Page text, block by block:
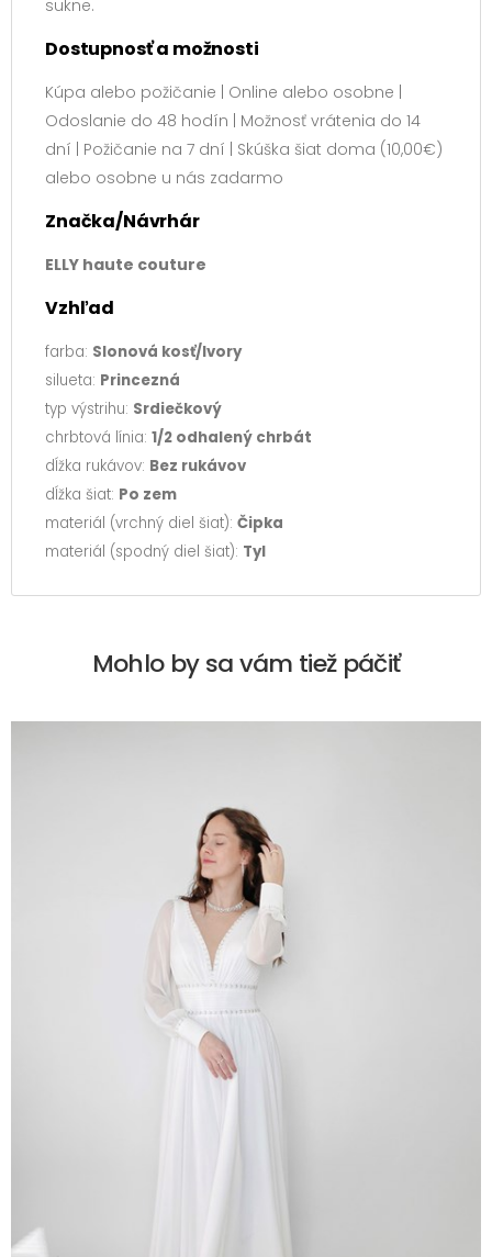
sukne.
Dostupnosť a možnosti
Kúpa alebo požičanie | Online alebo osobne |
Odoslanie do 48 hodín | Možnosť vrátenia do 14
dní | Požičanie na 7 dní | Skúška šiat doma (10,00€)
alebo osobne u nás zadarmo
Značka/Návrhár
ELLY haute couture
Vzhľad
farba: Slonová kosť/Ivory
silueta: Princezná
typ výstrihu: Srdiečkový
chrbtová línia: 1/2 odhalený chrbát
dĺžka rukávov: Bez rukávov
dĺžka šiat: Po zem
materiál (vrchný diel šiat): Čipka
materiál (spodný diel šiat): Tyl
Mohlo by sa vám tiež páčiť